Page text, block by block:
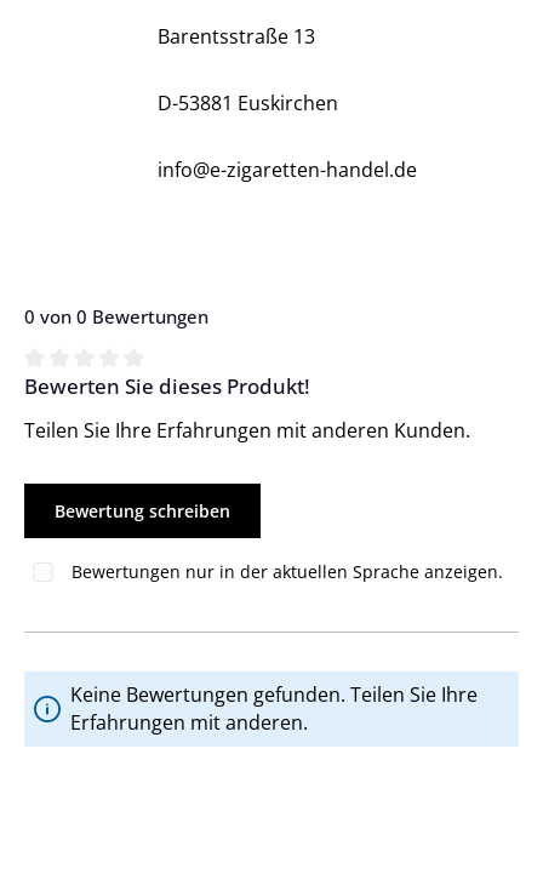
Barentsstraße 13
D-53881 Euskirchen
info@e-zigaretten-handel.de
0 von 0 Bewertungen
Durchschnittliche Bewertung von 0 von 5 Sternen
Bewerten Sie dieses Produkt!
Teilen Sie Ihre Erfahrungen mit anderen Kunden.
Bewertung schreiben
Bewertungen nur in der aktuellen Sprache anzeigen.
Keine Bewertungen gefunden. Teilen Sie Ihre
Erfahrungen mit anderen.